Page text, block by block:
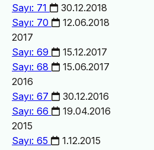
Sayı: 71
30.12.2018
Sayı: 70
12.06.2018
2017
Sayı: 69
15.12.2017
Sayı: 68
15.06.2017
2016
Sayı: 67
30.12.2016
Sayı: 66
19.04.2016
2015
Sayı: 65
1.12.2015